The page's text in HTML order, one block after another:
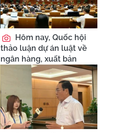
Hôm nay, Quốc hội
thảo luận dự án luật về
ngân hàng, xuất bản